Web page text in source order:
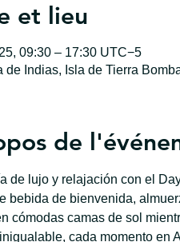
et lieu
09:30 – 17:30 UTC−5
de Indias, Isla de Tierra
de
de lujo y relajación con el
bebida de bienvenida,
cómodas camas de sol
cada momento en